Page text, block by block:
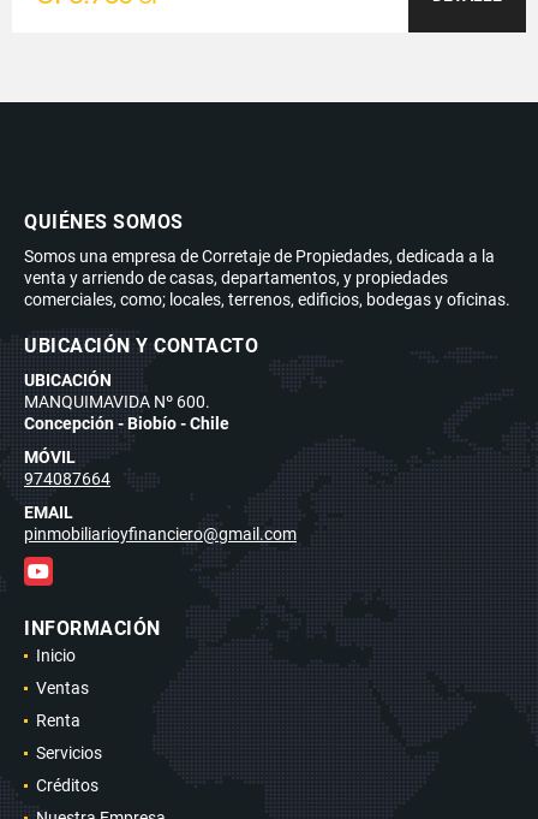
QUIÉNES SOMOS
Somos una empresa de Corretaje de Propiedades, dedicada a la
venta y arriendo de casas, departamentos, y propiedades
comerciales, como; locales, terrenos, edificios, bodegas y oficinas.
UBICACIÓN Y CONTACTO
UBICACIÓN
MANQUIMAVIDA Nº 600.
Concepción - Biobío - Chile
MÓVIL
974087664
EMAIL
pinmobiliarioyfinanciero@gmail.com
YouTube
INFORMACIÓN
Inicio
Ventas
Renta
Servicios
Créditos